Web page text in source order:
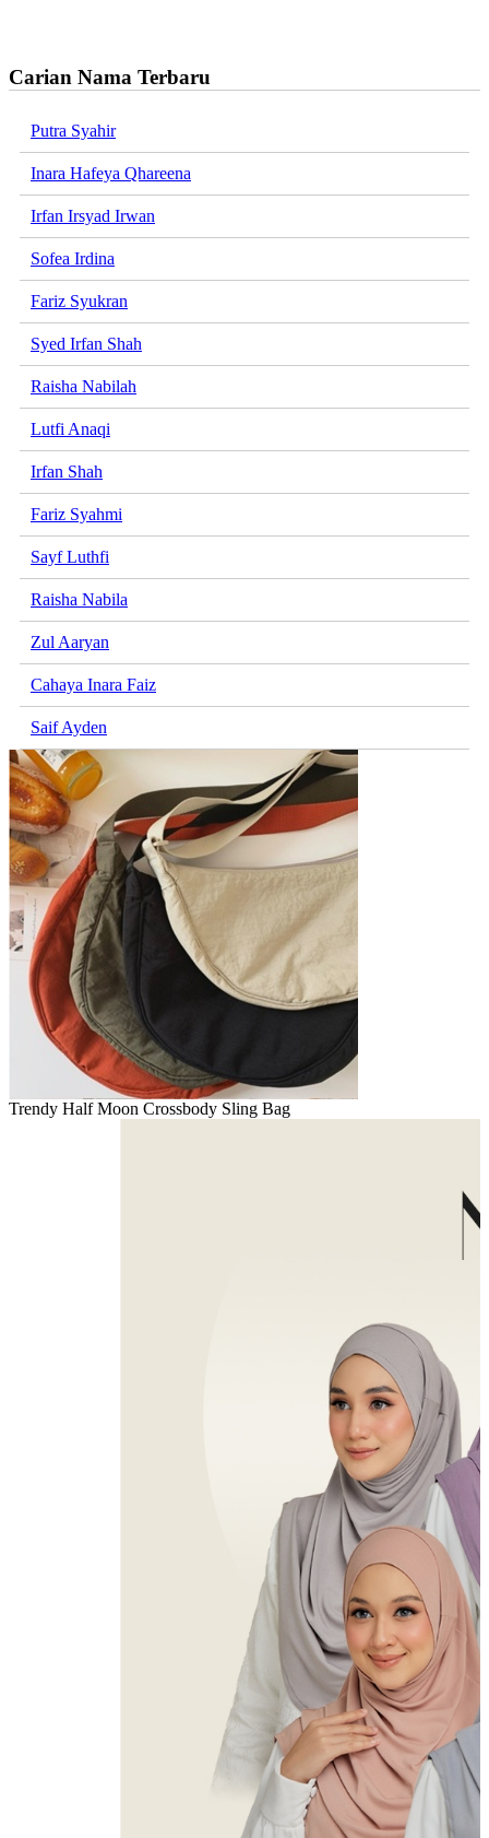
Carian Nama Terbaru
Putra Syahir
Inara Hafeya Qhareena
Irfan Irsyad Irwan
Sofea Irdina
Fariz Syukran
Syed Irfan Shah
Raisha Nabilah
Lutfi Anaqi
Irfan Shah
Fariz Syahmi
Sayf Luthfi
Raisha Nabila
Zul Aaryan
Cahaya Inara Faiz
Saif Ayden
Trendy Half Moon Crossbody Sling Bag